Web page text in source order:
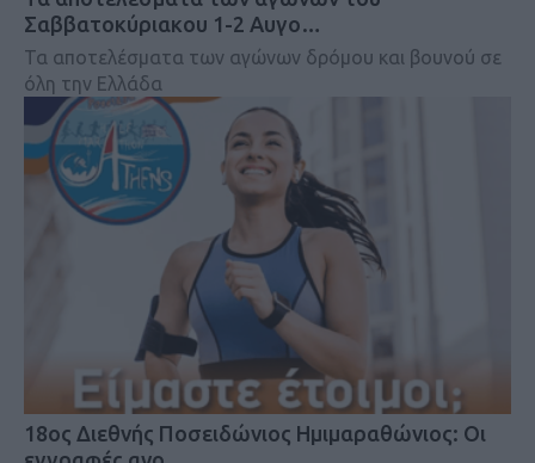
Σαββατοκύριακου 1-2 Αυγο…
Τα αποτελέσματα των αγώνων δρόμου και βουνού σε
όλη την Ελλάδα
18oς Διεθνής Ποσειδώνιος Ημιμαραθώνιος: Οι